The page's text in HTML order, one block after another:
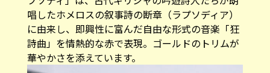
唱したホメロスの叙事詩の断章（ラプソディア）
に由来し、即興性に富んだ自由な形式の音楽「狂
詩曲」を情熱的な赤で表現。ゴールドのトリムが
華やかさを添えています。